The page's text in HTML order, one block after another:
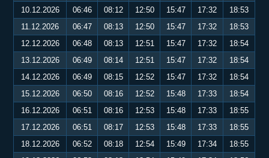
10.12.2026
06:46 08:12 12:50 15:47 17:32
18:53
11.12.2026
06:47 08:13 12:50 15:47 17:32
18:53
12.12.2026
06:48 08:13 12:51 15:47 17:32
18:54
13.12.2026
06:49 08:14 12:51 15:47 17:32
18:54
14.12.2026
06:49 08:15 12:52 15:47 17:32
18:54
15.12.2026
06:50 08:16 12:52 15:48 17:33
18:54
16.12.2026
06:51 08:16 12:53 15:48 17:33
18:55
17.12.2026
06:51 08:17 12:53 15:48 17:33
18:55
18.12.2026
06:52 08:18 12:54 15:49 17:34
18:55